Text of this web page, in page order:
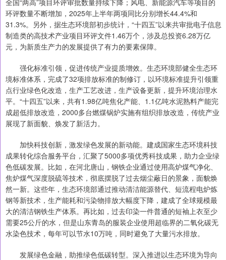
全国“两高”项目环评审批数量持续下降；风电、新能源汽车等项目的
环评数量不断增加，2025年上半年两项同比分别增长44.4%和
31.3%。另外，据生态环境部初步统计，“十四五”以来共审批电子信息
制造类的高技术产业项目环评文件1.46万个，涉及总投资6.28万亿
元，为新质生产力的发展提供了有力的要素保障。
强化标准引领，促进传统产业提质增效。生态环境部健全生态环
境标准体系，完成了32项排放标准的制修订，以环境标准提升引领重
点行业绿色化改造，生产工艺改进，生产设备更新，提升环境治理水
平。“十四五”以来，共有1.98亿吨焦化产能、1.1亿吨水泥熟料产能完
成超低排放改造，2000多台燃煤锅炉实施有组织排放改造，传统产业
展现了新面貌、焕发了新活力。
加快科技创新，激发绿色发展的新动能。建成国家生态环境科技
成果转化综合服务平台，汇聚了5000多项优秀科技成果，助力企业绿
色低碳发展。比如，在河北唐山，钢铁企业通过使用高炉煤气净化、
焦炉煤气深度脱硫等技术，彻底摆脱了过去烟尘蔽日的景象，面貌焕
然一新。这些年，生态环境部通过推动清洁能源替代、短流程电炉炼
钢等新技术，生产能耗和污染物排放大幅度下降，建成了全球规模最
大的清洁钢铁生产体系。再比如，过去印染一件普通的短袖上衣至少
需要25公斤的水，但是山东青岛的服装企业使用超临界的二氧化碳无
水染色技术，每年可以节水10万吨，同时避免了大量污水排放。
发展绿色金融，助推绿色低碳转型。深入推进以生态环境为导向